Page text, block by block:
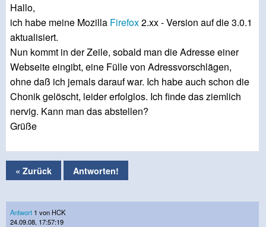
Hallo,
ich habe meine Mozilla Firefox2.xx - Version auf die 3.0.1
aktualisiert.
Nun kommt in der Zeile, sobald man die Adresse einer
Webseite eingibt, eine Fülle von Adressvorschlägen,
ohne daß ich jemals darauf war. Ich habe auch schon die
Chonik gelöscht, leider erfolglos. Ich finde das ziemlich
nervig. Kann man das abstellen?
Grüße
« Zurück Antworten!
Antwort 1 von HCK
24.09.08, 17:57:19